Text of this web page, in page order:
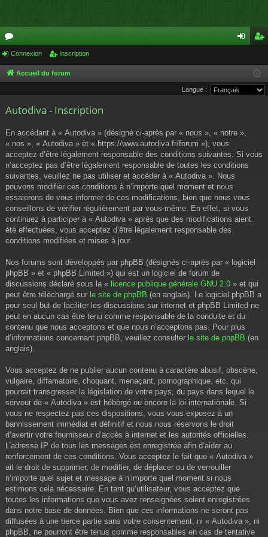
or
u
s
cri
pti
Connexion Inscription
Accueil du forum
Langue :
Autodiva - Inscription
En accédant à « Autodiva » (désigné ci-après par « nous », « notre »,
« nos », « Autodiva » et « https://www.autodiva.fr/forum »), vous
acceptez d’être légalement responsable des conditions suivantes. Si vous
n’acceptez pas d’être légalement responsable de toutes les conditions
suivantes, veuillez ne pas utiliser et accéder à « Autodiva ». Nous
pouvons modifier ces conditions à n’importe quel moment et nous
essaierons de vous informer de ces modifications, bien que nous vous
conseillons de vérifier régulièrement par vous-même. En effet, si vous
continuez à participer à « Autodiva » après que des modifications aient
été effectuées, vous acceptez d’être légalement responsable des
conditions modifiées et mises à jour.
Nos forums sont développés par phpBB (désignés ci-après par « logiciel
phpBB » et « phpBB Limited ») qui est un logiciel de forum de
discussions déclaré sous la « licence publique générale GNU 2.0 » et qui
peut être téléchargé sur le site de phpBB (en anglais). Le logiciel phpBB a
pour seul but de faciliter les discussions sur internet et phpBB Limited ne
peut en aucun cas être tenu comme responsable de la conduite et du
contenu que nous acceptons et que nous n’acceptons pas. Pour plus
d’informations concernant phpBB, veuillez consulter le site de phpBB (en
anglais).
Vous acceptez de ne publier aucun contenu à caractère abusif, obscène,
vulgaire, diffamatoire, choquant, menaçant, pornographique, etc. qui
pourrait transgresser la législation de votre pays, du pays dans lequel le
serveur de « Autodiva » est hébergé ou encore la loi internationale. Si
vous ne respectez pas ces dispositions, vous vous exposez à un
bannissement immédiat et définitif et nous nous réservons le droit
d’avertir votre fournisseur d’accès à internet et les autorités officielles.
L’adresse IP de tous les messages est enregistrée afin d’aider au
renforcement de ces conditions. Vous acceptez le fait que « Autodiva »
ait le droit de supprimer, de modifier, de déplacer ou de verrouiller
n’importe quel sujet et message à n’importe quel moment si nous
estimons cela nécessaire. En tant qu’utilisateur, vous acceptez que
toutes les informations que vous avez renseignées soient enregistrées
dans notre base de données. Bien que ces informations ne seront pas
diffusées à une tierce partie sans votre consentement, ni « Autodiva », ni
phpBB, ne pourront être tenus comme responsables en cas de tentative